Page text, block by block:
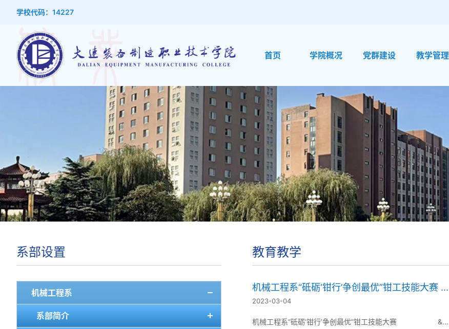
学校代码：14227
首页 学院概况 党群建设 教学管理
教育教学
机械工程系“砥砺‘钳行’争创最优”钳工技能大赛 ...
2023-03-04
机械工程系“砥砺‘钳行’争创最优”钳工技能大赛 &...
系部设置
机械工程系
系部简介